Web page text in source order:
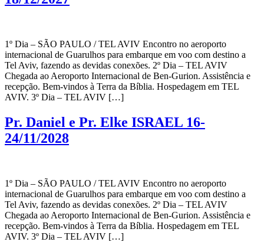
1º Dia – SÃO PAULO / TEL AVIV Encontro no aeroporto
internacional de Guarulhos para embarque em voo com destino a
Tel Aviv, fazendo as devidas conexões. 2º Dia – TEL AVIV
Chegada ao Aeroporto Internacional de Ben-Gurion. Assistência e
recepção. Bem-vindos à Terra da Bíblia. Hospedagem em TEL
AVIV. 3º Dia – TEL AVIV […]
Pr. Daniel e Pr. Elke ISRAEL 16-
24/11/2028
1º Dia – SÃO PAULO / TEL AVIV Encontro no aeroporto
internacional de Guarulhos para embarque em voo com destino a
Tel Aviv, fazendo as devidas conexões. 2º Dia – TEL AVIV
Chegada ao Aeroporto Internacional de Ben-Gurion. Assistência e
recepção. Bem-vindos à Terra da Bíblia. Hospedagem em TEL
AVIV. 3º Dia – TEL AVIV […]